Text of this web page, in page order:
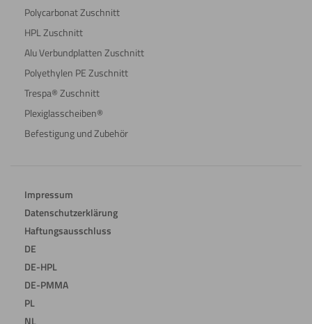
Polycarbonat Zuschnitt
HPL Zuschnitt
Alu Verbundplatten Zuschnitt
Polyethylen PE Zuschnitt
Trespa® Zuschnitt
Plexiglasscheiben®
Befestigung und Zubehör
Impressum
Datenschutzerklärung
Haftungsausschluss
DE
DE-HPL
DE-PMMA
PL
NL